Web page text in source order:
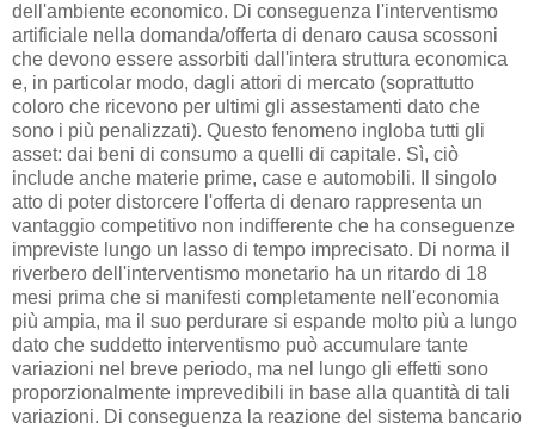
dell'ambiente economico. Di conseguenza l'interventismo
artificiale nella domanda/offerta di denaro causa scossoni
che devono essere assorbiti dall'intera struttura economica
e, in particolar modo, dagli attori di mercato (soprattutto
coloro che ricevono per ultimi gli assestamenti dato che
sono i più penalizzati). Questo fenomeno ingloba tutti gli
asset: dai beni di consumo a quelli di capitale. Sì, ciò
include anche materie prime, case e automobili. Il singolo
atto di poter distorcere l'offerta di denaro rappresenta un
vantaggio competitivo non indifferente che ha conseguenze
impreviste lungo un lasso di tempo imprecisato. Di norma il
riverbero dell'interventismo monetario ha un ritardo di 18
mesi prima che si manifesti completamente nell'economia
più ampia, ma il suo perdurare si espande molto più a lungo
dato che suddetto interventismo può accumulare tante
variazioni nel breve periodo, ma nel lungo gli effetti sono
proporzionalmente imprevedibili in base alla quantità di tali
variazioni. Di conseguenza la reazione del sistema bancario